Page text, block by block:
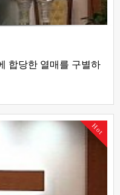
합당한 열매를 구별하
Hot